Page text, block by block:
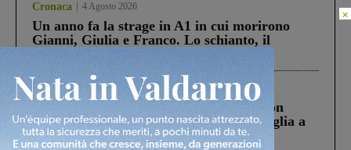
Cronaca 4 Agosto 2026
Un anno fa la strage in A1 in cui morirono
Gianni, Giulia e Franco. Lo schianto, il
Cronaca 3 Agosto 2026
Scomparso da una struttura di Castiglion
Fiorentino l’uomo che aveva ucciso la figlia a
Levane nel 2020
×